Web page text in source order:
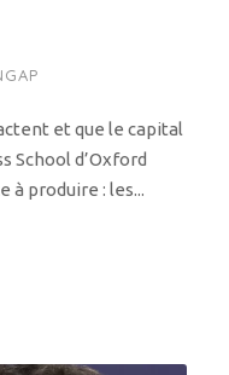
et que le capital
School d’Oxford
à produire : les...